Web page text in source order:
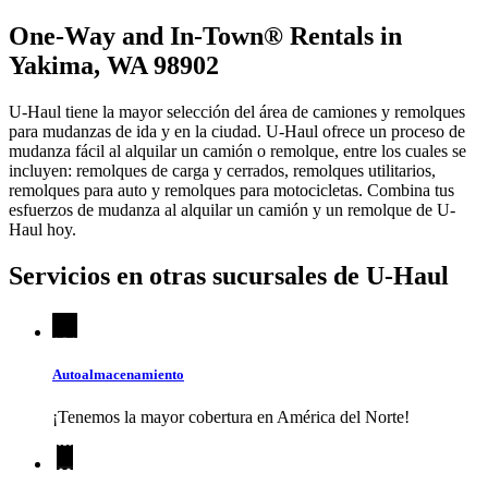
One-Way and In-Town® Rentals in
Yakima, WA 98902
U-Haul tiene la mayor selección del área de camiones y remolques
para mudanzas de ida y en la ciudad. U-Haul ofrece un proceso de
mudanza fácil al alquilar un camión o remolque, entre los cuales se
incluyen: remolques de carga y cerrados, remolques utilitarios,
remolques para auto y remolques para motocicletas. Combina tus
esfuerzos de mudanza al alquilar un camión y un remolque de U-
Haul hoy.
Servicios en otras sucursales de U-Haul
Autoalmacenamiento
¡Tenemos la mayor cobertura en América del Norte!